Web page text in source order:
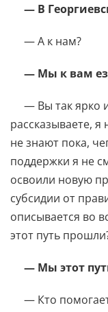
— В
— А к нам?
— Мы к вам
— Вы так ярко
рассказываете,
не знают пока,
поддержки я не
освоили новую
субсидии от
описывается во
этот путь
— Мы этот
— Кто